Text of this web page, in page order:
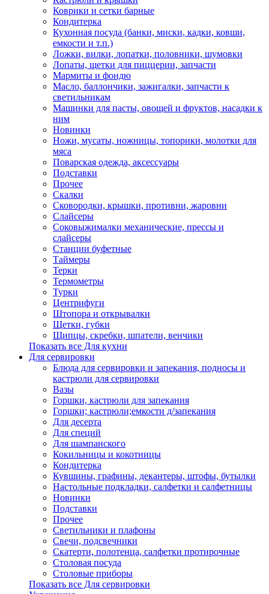
Коврики и сетки барные
Кондитерка
Кухонная посуда (банки, миски, кадки, ковши,
емкости и т.п.)
Ложки, вилки, лопатки, половники, шумовки
Лопаты, щетки для пиццерии, запчасти
Мармиты и фондю
Масло, баллончики, зажигалки, запчасти к
светильникам
Машинки для пасты, овощей и фруктов, насадки к
ним
Новинки
Ножи, мусаты, ножницы, топорики, молотки для
мяса
Поварская одежда, аксессуары
Подставки
Прочее
Скалки
Сковородки, крышки, противни, жаровни
Слайсеры
Соковыжималки механические, прессы и
слайсеры
Станции буфетные
Таймеры
Терки
Термометры
Турки
Центрифуги
Штопора и открывалки
Щетки, губки
Щипцы, скребки, шпатели, венчики
Показать все Для кухни
Для сервировки
Блюда для сервировки и запекания, подносы и
кастрюли для сервировки
Вазы
Горшки, кастрюли для запекания
Горшки; кастрюли;емкости д/запекания
Для десерта
Для специй
Для шампанского
Кокильницы и кокотницы
Кондитерка
Кувшины, графины, декантеры, штофы, бутылки
Настольные подкладки, салфетки и салфетницы
Новинки
Подставки
Прочее
Светильники и плафоны
Свечи, подсвечники
Скатерти, полотенца, салфетки протирочные
Столовая посуда
Столовые приборы
Показать все Для сервировки